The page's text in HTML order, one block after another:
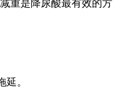
重是降尿酸最有效的方
。